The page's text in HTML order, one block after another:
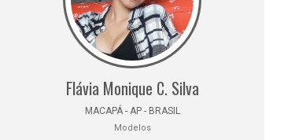
Flávia Monique C. Silva
MACAPÁ - AP - BRASIL
Modelos